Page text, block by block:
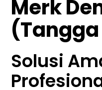
Merk
(Tangga
Solusi